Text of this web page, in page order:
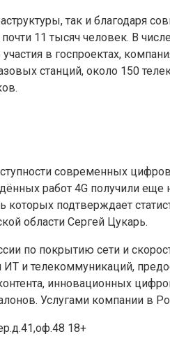
так и благодаря
11 тысяч человек. В
в госпроектах,
станций, около 150
современных
работ 4G получили еще
подтверждает
области Сергей Цукарь.
по покрытию сети и
и телекоммуникаций,
инновационных
Услугами компании в
18+